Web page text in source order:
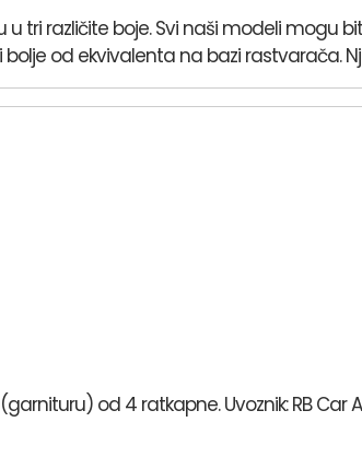
u tri različite boje. Svi naši modeli
od ekvivalenta na bazi rastvarača.
od 4 ratkapne. Uvoznik: RB Car